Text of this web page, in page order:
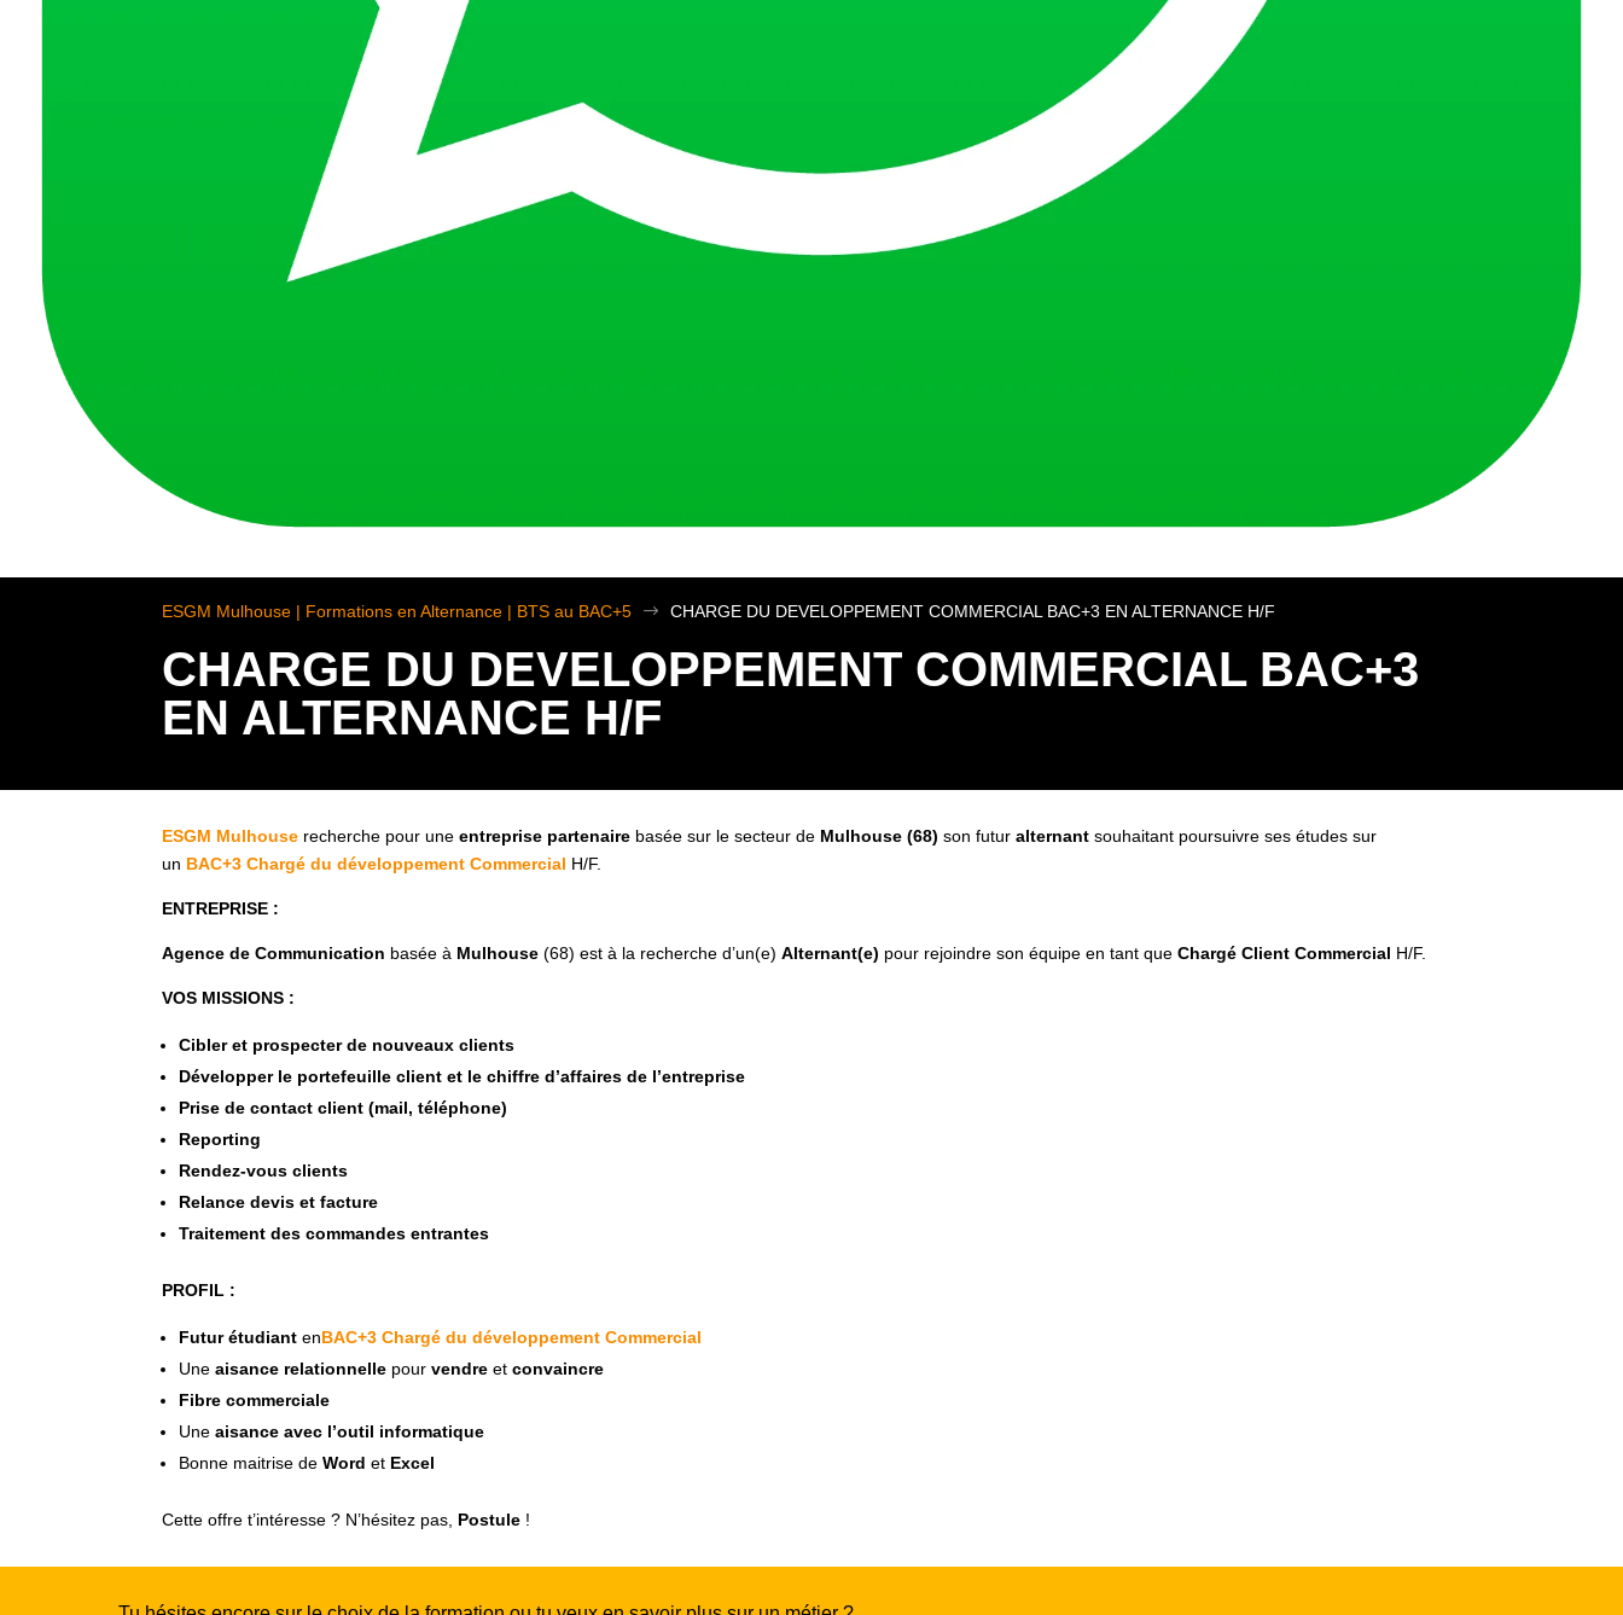
ESGM Mulhouse | Formations en Alternance | BTS au BAC+5 $ CHARGE DU DEVELOPPEMENT COMMERCIAL BAC+3 EN ALTERNANCE H/F
CHARGE DU DEVELOPPEMENT COMMERCIAL BAC+3
EN ALTERNANCE H/F
ESGM Mulhouse recherche pour uneentreprise partenaire basée sur le secteur de Mulhouse (68) son futuralternant souhaitant poursuivre ses études sur
un BAC+3 Chargé du développement Commercial H/F.
ENTREPRISE :
Agence de Communication basée à Mulhouse (68) est à la recherche d’un(e)Alternant(e) pour rejoindre son équipe en tant queChargé Client Commercial H/F.
VOS MISSIONS :
Cibler et prospecter de nouveaux clients
Développer le portefeuille client et le chiffre d’affaires de l’entreprise
Prise de contact client (mail, téléphone)
Reporting
Rendez-vous clients
Relance devis et facture
Traitement des commandes entrantes
PROFIL :
Futur étudiantenBAC+3 Chargé du développement Commercial
Uneaisance relationnelle pourvendre etconvaincre
Fibre commerciale
Uneaisance avec l’outil informatique
Bonne maitrise deWordet Excel
Cette offre t’intéresse ? N’hésitez pas, Postule !